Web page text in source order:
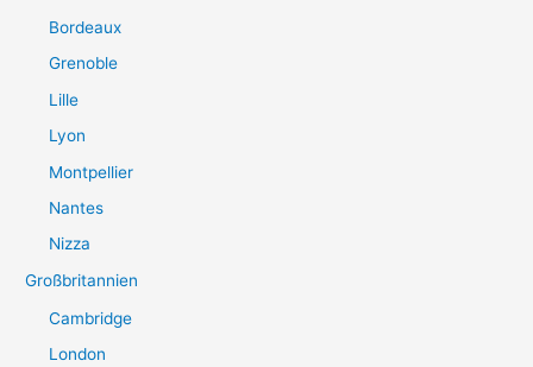
Bordeaux
Grenoble
Lille
Lyon
Montpellier
Nantes
Nizza
Großbritannien
Cambridge
London